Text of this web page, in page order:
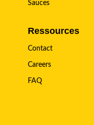
Sauces
Ressources
Contact
Careers
FAQ